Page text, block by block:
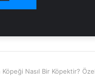
Nasıl Bir Köpektir?